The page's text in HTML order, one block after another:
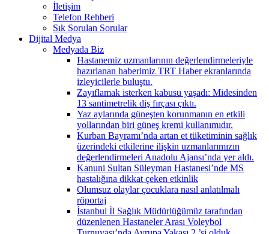
İletişim
Telefon Rehberi
Sık Sorulan Sorular
Dijital Medya
Medyada Biz
Hastanemiz uzmanlarının değerlendirmeleriyle
hazırlanan haberimiz TRT Haber ekranlarında
izleyicilerle buluştu.
Zayıflamak isterken kabusu yaşadı: Midesinden
13 santimetrelik diş fırçası çıktı.
Yaz aylarında güneşten korunmanın en etkili
yollarından biri güneş kremi kullanımıdır.
Kurban Bayramı’nda artan et tüketiminin sağlık
üzerindeki etkilerine ilişkin uzmanlarımızın
değerlendirmeleri Anadolu Ajansı’nda yer aldı.
Kanuni Sultan Süleyman Hastanesi’nde MS
hastalığına dikkat çeken etkinlik
Olumsuz olaylar çocuklara nasıl anlatılmalı
röportaj
İstanbul İl Sağlık Müdürlüğümüz tarafından
düzenlenen Hastaneler Arası Voleybol